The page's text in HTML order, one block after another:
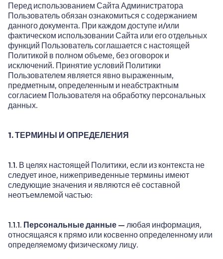
Перед использованием Сайта Администратора
Пользователь обязан ознакомиться с содержанием
данного документа. При каждом доступе и/или
фактическом использовании Сайта или его отдельных
функций Пользователь соглашается с настоящей
Политикой в полном объеме, без оговорок и
исключений. Принятие условий Политики
Пользователем является явно выраженным,
предметным, определенным и неабстрактным
согласием Пользователя на обработку персональных
данных.
1. ТЕРМИНЫ И ОПРЕДЕЛЕНИЯ
1.1. В целях настоящей Политики, если из контекста не
следует иное, нижеприведенные термины имеют
следующие значения и являются её составной
неотъемлемой частью:
1.1.1. Персональные данные — любая информация,
относящаяся к прямо или косвенно определенному или
определяемому физическому лицу.